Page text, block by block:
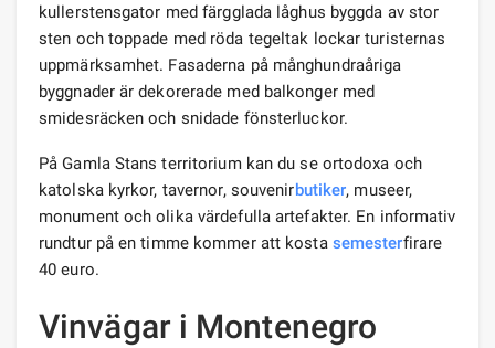
kullerstensgator med färgglada låghus byggda av stor
sten och toppade med röda tegeltak lockar turisternas
uppmärksamhet. Fasaderna på månghundraåriga
byggnader är dekorerade med balkonger med
smidesräcken och snidade fönsterluckor.
På Gamla Stans territorium kan du se ortodoxa och
katolska kyrkor, tavernor, souvenirbutiker, museer,
monument och olika värdefulla artefakter. En informativ
rundtur på en timme kommer att kosta semesterfirare
40 euro.
Vinvägar i Montenegro